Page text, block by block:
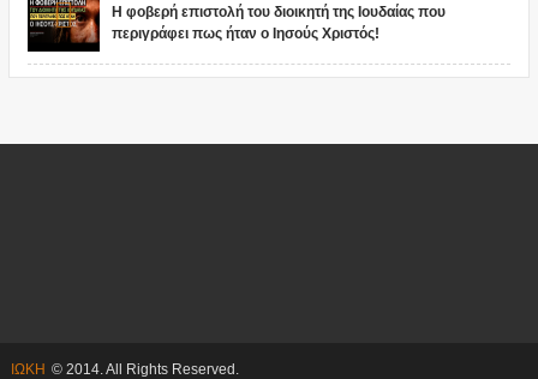
Η φοβερή επιστολή του διοικητή της Ιουδαίας που
περιγράφει πως ήταν ο Ιησούς Χριστός!
ΙΩΚΗ © 2014. All Rights Reserved.